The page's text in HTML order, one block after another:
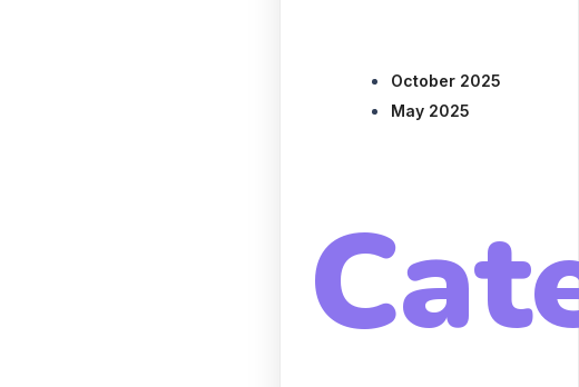
October 2025
May 2025